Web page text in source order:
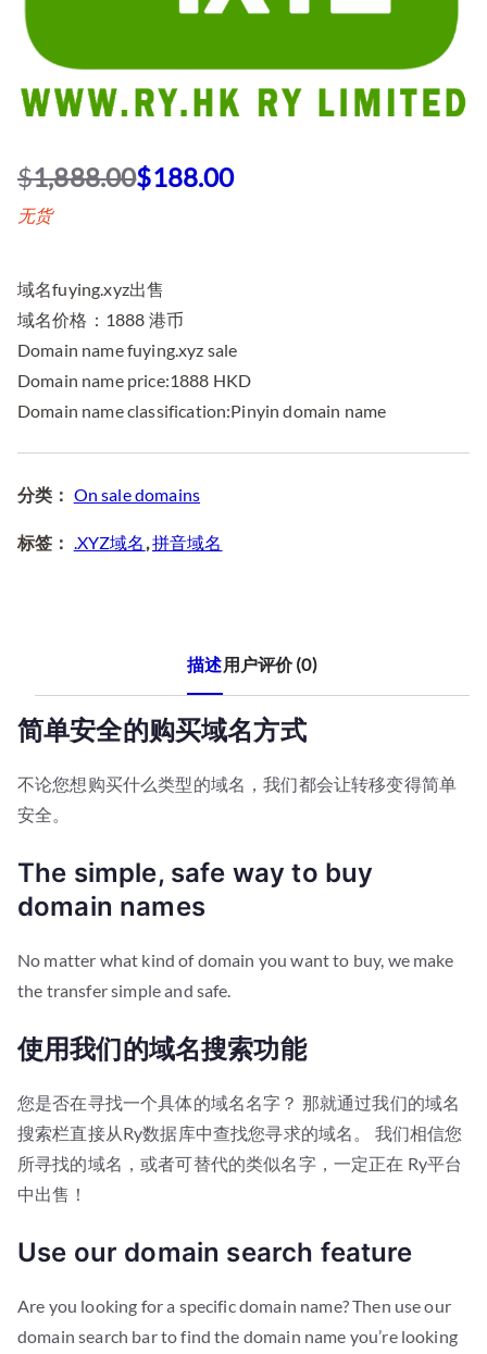
$1,888.00
原
价
$
1
8
8
0
。
$188.00
当
前
为
：
$
1
8
0
。
域名fuying.xyz出售
域名价格：1888 港币
Domain name fuying.xyz sale
Domain name price:1888 HKD
Domain name classification:Pinyin domain name
无货
分类： On sale domains
标签： .XYZ域名,拼音域名
描述用户评价 (0)
简单安全的购买域名方式
不论您想购买什么类型的域名，我们都会让转移变得简单
安全。
The simple, safe way to buy
domain names
No matter what kind of domain you want to buy, we make
the transfer simple and safe.
使用我们的域名搜索功能
您是否在寻找一个具体的域名名字？ 那就通过我们的域名
搜索栏直接从Ry数据库中查找您寻求的域名。 我们相信您
所寻找的域名，或者可替代的类似名字，一定正在 Ry平台
中出售！
Use our domain search feature
Are you looking for a specific domain name? Then use our
domain search bar to find the domain name you’re looking